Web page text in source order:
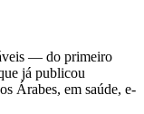
— do primeiro
já publicou
Árabes, em saúde, e-